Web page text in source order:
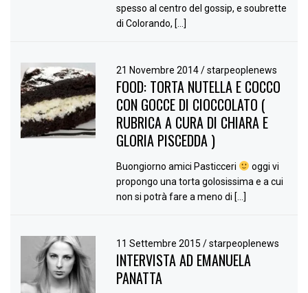
spesso al centro del gossip, e soubrette
di Colorando, […]
21 Novembre 2014/ starpeoplenews
FOOD: TORTA NUTELLA E COCCO
CON GOCCE DI CIOCCOLATO (
RUBRICA A CURA DI CHIARA E
GLORIA PISCEDDA )
Buongiorno amici Pasticceri
oggi vi
propongo una torta golosissima e a cui
non si potrà fare a meno di […]
11 Settembre 2015/ starpeoplenews
INTERVISTA AD EMANUELA
PANATTA